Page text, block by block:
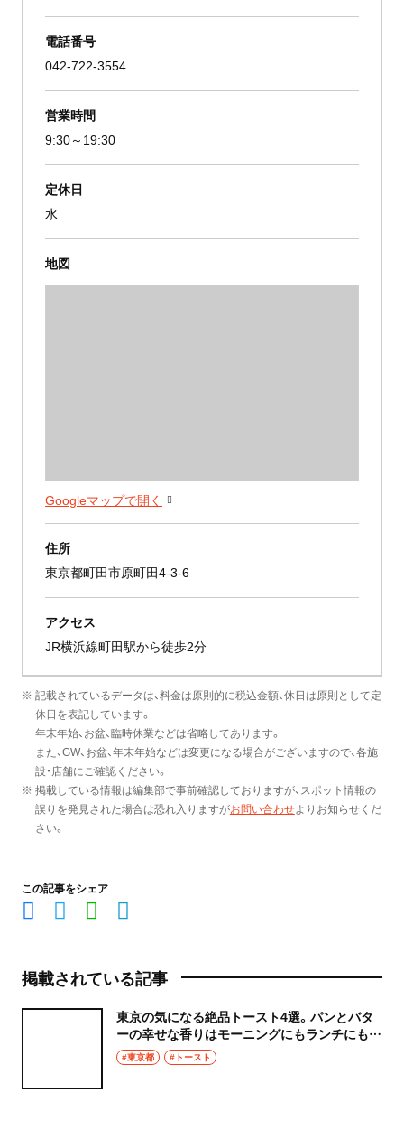
電話番号
042-722-3554
営業時間
9:30～19:30
定休日
水
地図
Googleマップで開く
住所
東京都町田市原町田4-3-6
アクセス
JR横浜線町田駅から徒歩2分
※ 記載されているデータは、料金は原則的に税込金額、休日は原則として定
休日を表記しています。
年末年始、お盆、臨時休業などは省略してあります。
また、GW、お盆、年末年始などは変更になる場合がございますので、各施
設・店舗にご確認ください。
※ 掲載している情報は編集部で事前確認しておりますが、スポット情報の
誤りを発見された場合は恐れ入りますがお問い合わせよりお知らせくだ
さい。
この記事をシェア
掲載されている記事
東京の気になる絶品トースト4選。パンとバタ
ーの幸せな香りはモーニングにもランチにもお
すすめ！
#東京都 #トースト